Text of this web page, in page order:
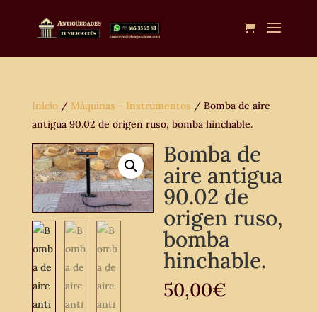
Inicio/ Máquinas - Instrumentos / Bomba de aire
antigua 90.02 de origen ruso, bomba hinchable.
Bomba de
aire antigua
90.02 de
origen ruso,
bomba
hinchable.
50,00€